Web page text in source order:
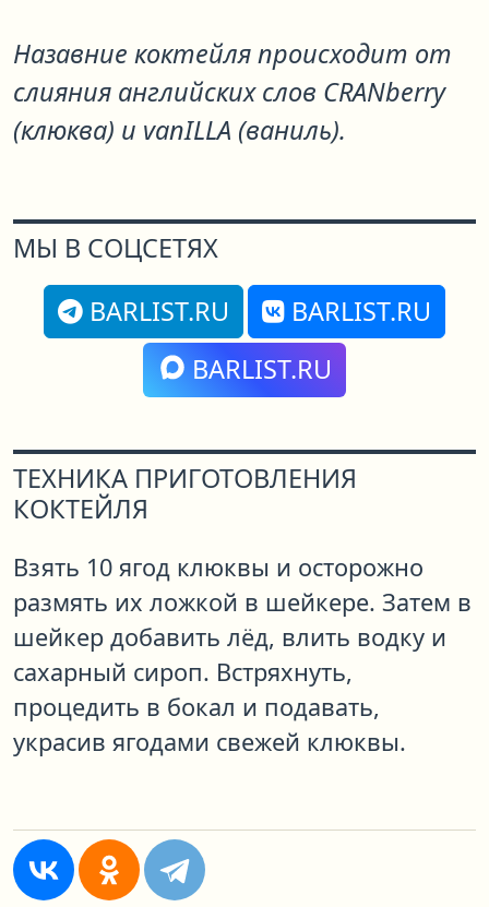
Назавние коктейля происходит от
слияния английских слов CRANberry
(клюква) и vanILLA (ваниль).
МЫ В СОЦСЕТЯХ
BARLIST.RU
BARLIST.RU
BARLIST.RU
ТЕХНИКА ПРИГОТОВЛЕНИЯ
КОКТЕЙЛЯ
Взять 10 ягод клюквы и осторожно
размять их ложкой в шейкере. Затем в
шейкер добавить лёд, влить водку и
сахарный сироп. Встряхнуть,
процедить в бокал и подавать,
украсив ягодами свежей клюквы.